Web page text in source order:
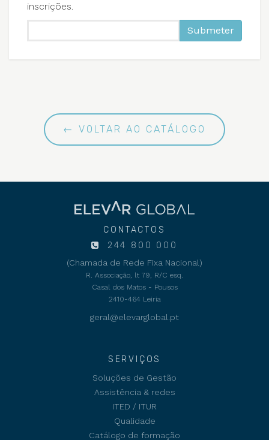
inscrições.
Submeter
← VOLTAR AO CATÁLOGO
CONTACTOS
244 800 000
(Chamada de Rede Fixa Nacional)
R. Associação, lt 79, R/C esq.
Casal dos Matos - Pousos
2410-464 Leiria
geral@elevarglobal.pt
SERVIÇOS
Soluções de Gestão
Assistência & redes
ITED / ITUR
Qualidade
Catálogo de formação